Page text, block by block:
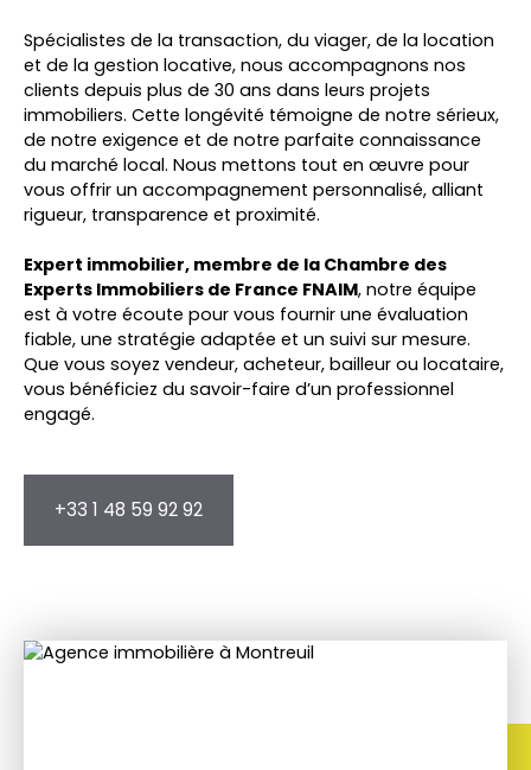
Spécialistes de la transaction, du viager, de la location
et de la gestion locative, nous accompagnons nos
clients depuis plus de 30 ans dans leurs projets
immobiliers. Cette longévité témoigne de notre sérieux,
de notre exigence et de notre parfaite connaissance
du marché local. Nous mettons tout en œuvre pour
vous offrir un accompagnement personnalisé, alliant
rigueur, transparence et proximité.
Expert immobilier, membre de la Chambre des
Experts Immobiliers de France FNAIM, notre équipe
est à votre écoute pour vous fournir une évaluation
fiable, une stratégie adaptée et un suivi sur mesure.
Que vous soyez vendeur, acheteur, bailleur ou locataire,
vous bénéficiez du savoir-faire d’un professionnel
engagé.
+33 1 48 59 92 92